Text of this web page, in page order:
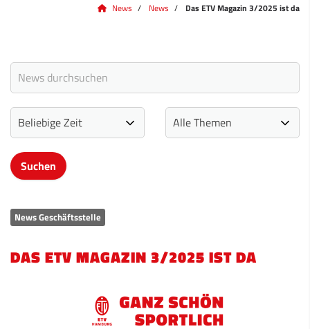
News News Das ETV Magazin 3/2025 ist da
News Geschäftsstelle
DAS ETV MAGAZIN 3/2025 IST DA